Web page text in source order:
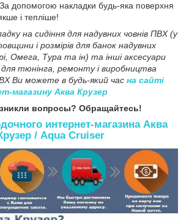
допомогою накладки будь-яка поверхня
і тепліше!
на сидіння для надувних човнів ПВХ (у
і розмірів для банок надувних
Омега, Тура та ін) та інші аксесуари
тюнінга, ремонту і виробництва
Ви можете в будь-який час на сайті
магазину Аква Крузер
вопросы? Обращайтесь!
интернет-магазина Аква
/ Aqua Cruiser